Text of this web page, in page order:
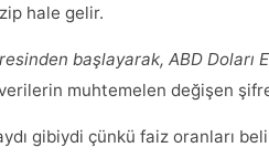
hale gelir.
başlayarak, ABD Doları
muhtemelen değişen
gibiydi çünkü faiz oranları